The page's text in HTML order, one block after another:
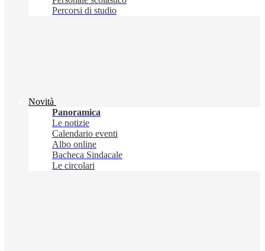
Percorsi di studio
Novità
Panoramica
Le notizie
Calendario eventi
Albo online
Bacheca Sindacale
Le circolari